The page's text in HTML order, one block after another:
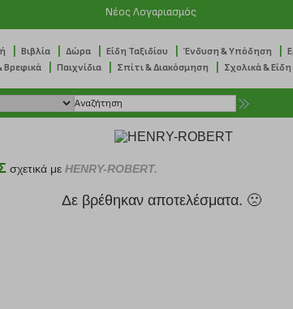
Νέος Λογαριασμός
Βιβλία Δώρα Είδη Ταξιδίου Ένδυση & Υπόδηση
Βρεφικά Παιχνίδια Σπίτι & Διακόσμηση Σχολικά &
σχετικά με HENRY-ROBERT.
Δε βρέθηκαν αποτελέσματα. 🙁